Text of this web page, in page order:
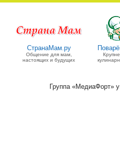
СтранаМам.ру
Общение для мам,
настоящих и будущих
Группа «МедиаФорт»